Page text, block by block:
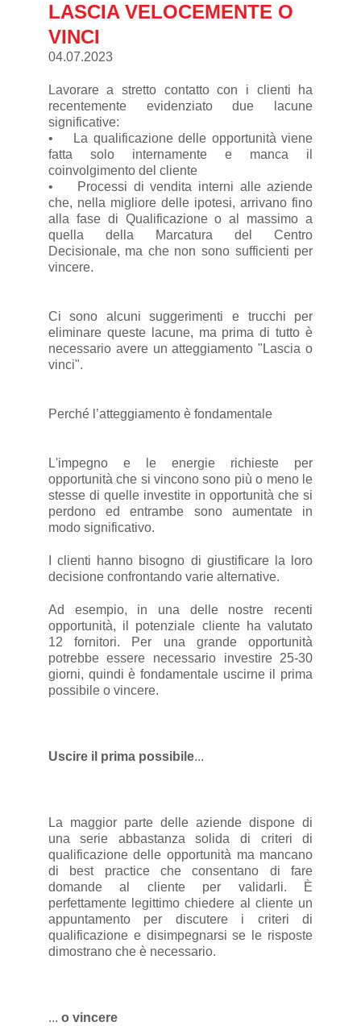
LASCIA VELOCEMENTE O
VINCI
04.07.2023
Lavorare a stretto contatto con i clienti ha
recentemente evidenziato due lacune
significative:
• La qualificazione delle opportunità viene
fatta solo internamente e manca il
coinvolgimento del cliente
• Processi di vendita interni alle aziende
che, nella migliore delle ipotesi, arrivano fino
alla fase di Qualificazione o al massimo a
quella della Marcatura del Centro
Decisionale, ma che non sono sufficienti per
vincere.
Ci sono alcuni suggerimenti e trucchi per
eliminare queste lacune, ma prima di tutto è
necessario avere un atteggiamento "Lascia o
vinci".
Perché l’atteggiamento è fondamentale
L'impegno e le energie richieste per
opportunità che si vincono sono più o meno le
stesse di quelle investite in opportunità che si
perdono ed entrambe sono aumentate in
modo significativo.
I clienti hanno bisogno di giustificare la loro
decisione confrontando varie alternative.
Ad esempio, in una delle nostre recenti
opportunità, il potenziale cliente ha valutato
12 fornitori. Per una grande opportunità
potrebbe essere necessario investire 25-30
giorni, quindi è fondamentale uscirne il prima
possibile o vincere.
Uscire il prima possibile...
La maggior parte delle aziende dispone di
una serie abbastanza solida di criteri di
qualificazione delle opportunità ma mancano
di best practice che consentano di fare
domande al cliente per validarli. È
perfettamente legittimo chiedere al cliente un
appuntamento per discutere i criteri di
qualificazione e disimpegnarsi se le risposte
dimostrano che è necessario.
... o vincere